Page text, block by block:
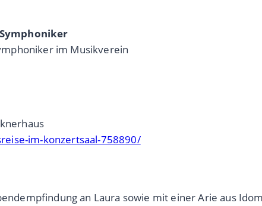
im Musikverein
im-konzertsaal-758890/
an Laura sowie mit einer Arie aus